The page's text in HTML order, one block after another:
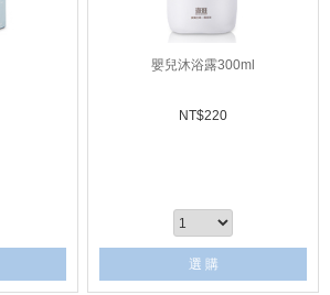
嬰兒沐浴露300ml
NT$220
選 購